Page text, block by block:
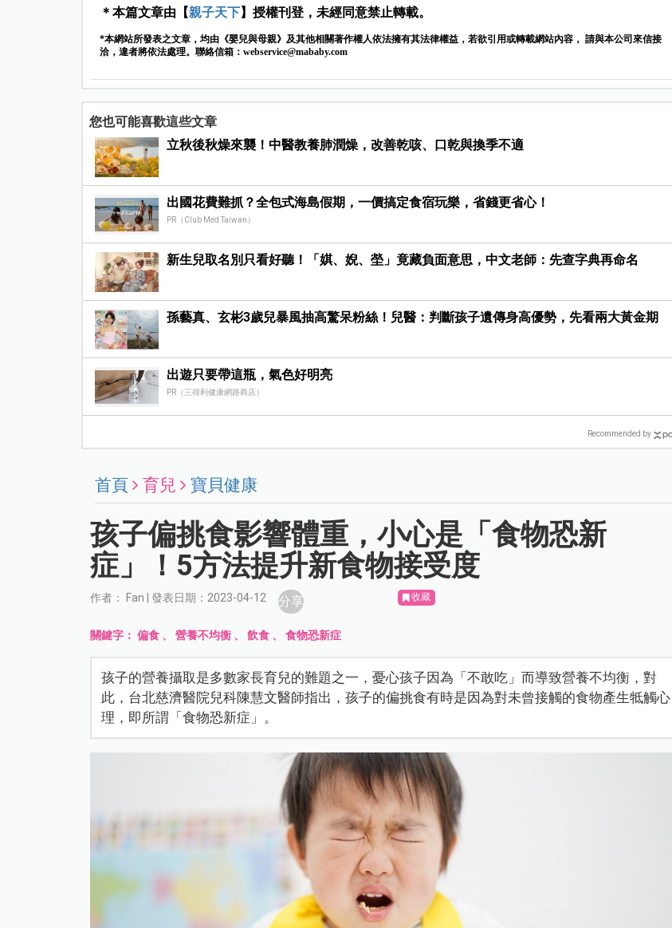
＊本篇文章由【親子天下】授權刊登，未經同意禁止轉載。
*本網站所發表之文章，均由《嬰兒與母親》及其他相關著作權人依法擁有其法律權益，若欲引用或轉載網站內容， 請與本公司來信接
洽，違者將依法處理。聯絡信箱： webservice@mababy.com
您也可能喜歡這些文章
立秋後秋燥來襲！中醫教養肺潤燥，改善乾咳、口乾與換季不適
出國花費難抓？全包式海島假期，一價搞定食宿玩樂，省錢更省心！
PR（Club Med Taiwan）
新生兒取名別只看好聽！「娸、婗、塋」竟藏負面意思，中文老師：先查字典再命名
孫藝真、玄彬3歲兒暴風抽高驚呆粉絲！兒醫：判斷孩子遺傳身高優勢，先看兩大黃金期
出遊只要帶這瓶，氣色好明亮
PR（三得利健康網路商店）
Recommended by
首頁 育兒 寶貝健康
孩子偏挑食影響體重，小心是「食物恐新
症」！5方法提升新食物接受度
作者： Fan | 發表日期：2023-04-12 分享 收藏
關鍵字：偏食 、營養不均衡 、飲食 、食物恐新症
孩子的營養攝取是多數家長育兒的難題之一，憂心孩子因為「不敢吃」而導致營養不均衡，對
此，台北慈濟醫院兒科陳慧文醫師指出，孩子的偏挑食有時是因為對未曾接觸的食物產生牴觸心
理，即所謂「食物恐新症」。